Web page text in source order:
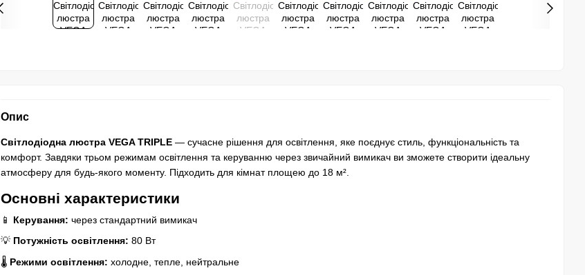
Опис
Світлодіодна люстра VEGA TRIPLE — сучасне рішення для освітлення, яке поєднує стиль, функціональність та
комфорт. Завдяки трьом режимам освітлення та керуванню через звичайний вимикач ви зможете створити ідеальну
атмосферу для будь-якого моменту. Підходить для кімнат площею до 18 м².
Основні характеристики
📱 Керування: через стандартний вимикач
💡 Потужність освітлення: 80 Вт
🌡️ Режими освітлення: холодне, тепле, нейтральне